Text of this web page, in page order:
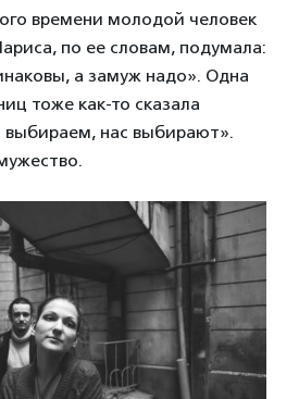
времени молодой человек
по ее словам, подумала:
а замуж надо». Одна
тоже как-то сказала
выбираем, нас выбирают».